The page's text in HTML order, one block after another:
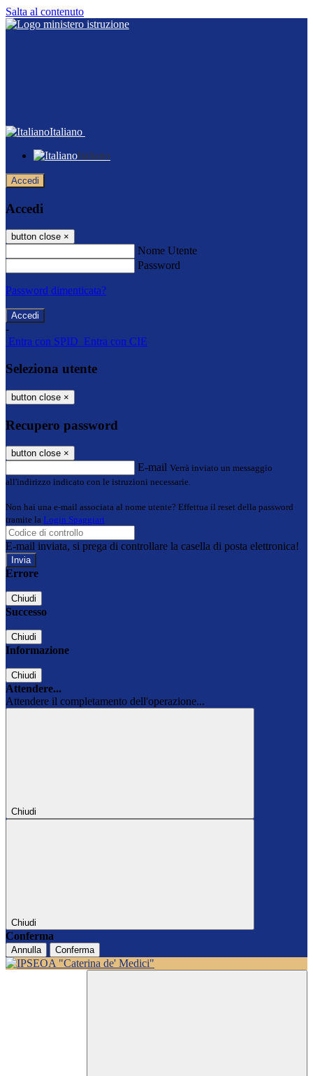
Salta al contenuto
Italiano
Italiano
Accedi
Accedi
button close ×
Nome Utente
Password
Password dimenticata?
-
Entra con SPID Entra con CIE
Seleziona utente
button close ×
Recupero password
button close ×
E-mail Verrà inviato un messaggio
all'indirizzo indicato con le istruzioni necessarie.
Non hai una e-mail associata al nome utente? Effettua il reset della password
tramite la Login Spaggiari
E-mail inviata, si prega di controllare la casella di posta elettronica!
Errore
Chiudi
Successo
Chiudi
Informazione
Chiudi
Attendere...
Attendere il completamento dell'operazione...
Chiudi
Chiudi
Conferma
Annulla Conferma